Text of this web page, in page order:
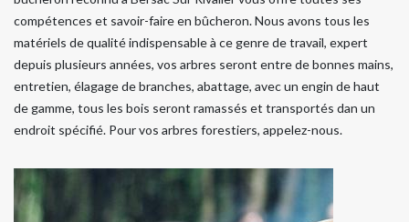
compétences et savoir-faire en bûcheron. Nous avons tous les
matériels de qualité indispensable à ce genre de travail, expert
depuis plusieurs années, vos arbres seront entre de bonnes mains,
entretien, élagage de branches, abattage, avec un engin de haut
de gamme, tous les bois seront ramassés et transportés dan un
endroit spécifié. Pour vos arbres forestiers, appelez-nous.